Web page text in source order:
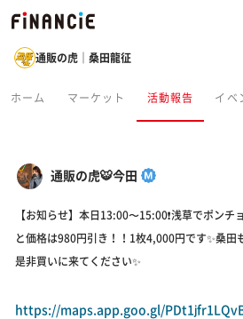
通販の虎｜桑田龍征
ホーム マーケット 活動報告 イベ
通販の虎🐯今田
【お知らせ】本日13:00〜15:00❗️浅草でポン
と価格は980円引き！！1枚4,000円です✨桑田
是非買いに来てください✨
https://maps.app.goo.gl/